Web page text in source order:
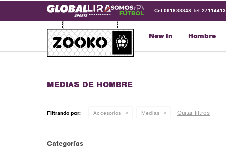
New In Hombre
Cel 091833348 Tel 27114413
MEDIAS DE HOMBRE
Filtrando por: Accesorios Medias Quitar filtros
Categorías